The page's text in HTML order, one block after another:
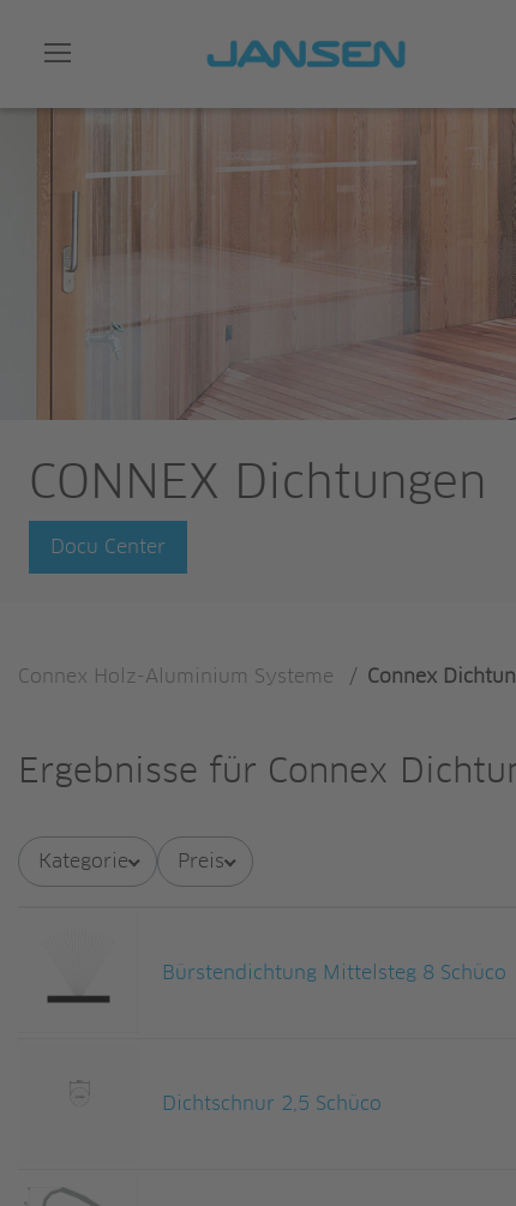
CONNEX Dichtungen
Docu Center
Connex Holz-Aluminium Systeme / Connex
Ergebnisse für Connex
Kategorie Preis
Bürstendichtung Mittelsteg 8 Schüco
Dichtschnur 2,5 Schüco